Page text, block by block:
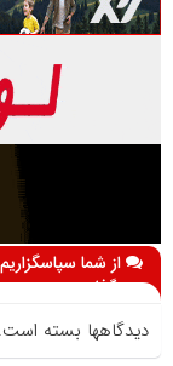
از شما
می گذارید
دیدگاهها بسته است.